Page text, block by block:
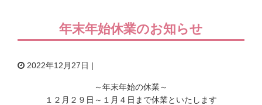
年末年始休業のお知らせ
2022年12月27日 |
～年末年始の休業～
１２月２９日～１月４日まで休業といたします